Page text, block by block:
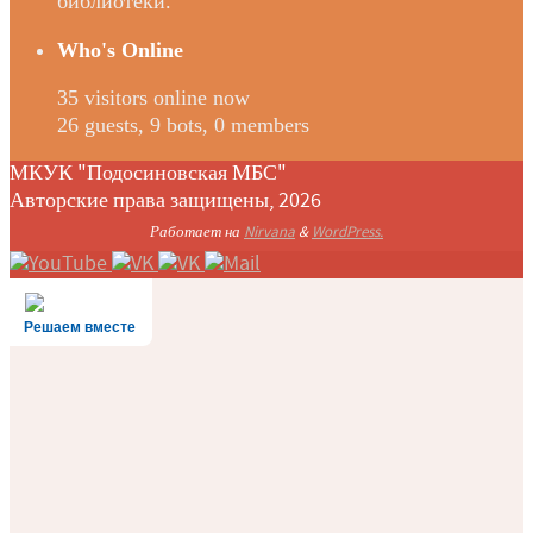
Who's Online
35 visitors online now
26 guests, 9 bots, 0 members
МКУК "Подосиновская МБС"
Авторские права защищены, 2026
Работает на Nirvana & WordPress.
Решаем вместе